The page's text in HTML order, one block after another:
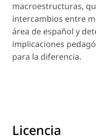
macroestructuras,
intercambios entre
área de español y
implicaciones
para la diferencia.
Licencia